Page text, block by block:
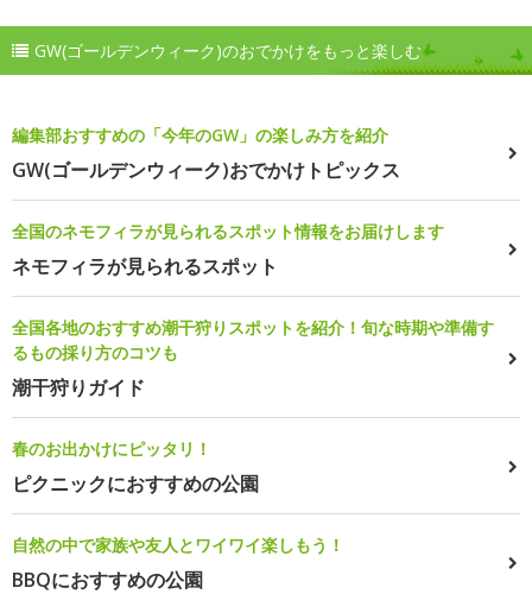
GW(ゴールデンウィーク)のおでかけをもっと楽しむ
編集部おすすめの「今年のGW」の楽しみ方を紹介
GW(ゴールデンウィーク)おでかけトピックス
全国のネモフィラが見られるスポット情報をお届けします
ネモフィラが見られるスポット
全国各地のおすすめ潮干狩りスポットを紹介！旬な時期や準備す
るもの採り方のコツも
潮干狩りガイド
春のお出かけにピッタリ！
ピクニックにおすすめの公園
自然の中で家族や友人とワイワイ楽しもう！
BBQにおすすめの公園